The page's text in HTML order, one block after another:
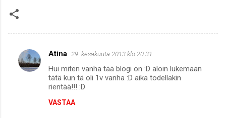
K
o
Atina 29. kesäkuuta 2013 klo 20.31
Hui miten vanha tää blogi on :D aloin lukemaan
tätä kun tä oli 1v vanha :D aika todellakin
rientää!!! :D
VASTAA